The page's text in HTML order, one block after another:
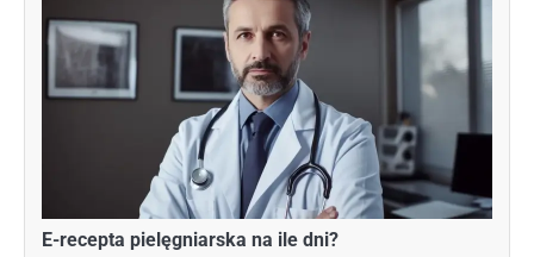
E-recepta pielęgniarska na ile dni?